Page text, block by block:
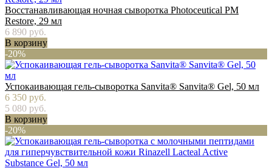
Восстанавливающая ночная сыворотка Photoceutical PM
Restore, 29 мл
6 890 руб.
В корзину
-20%
Успокаивающая гель-сыворотка Sanvita® Sanvita® Gel, 50 мл
6 350 руб.
5 080 руб.
В корзину
-20%